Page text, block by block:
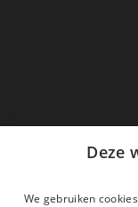
AanmeldenDeze
We gebruiken